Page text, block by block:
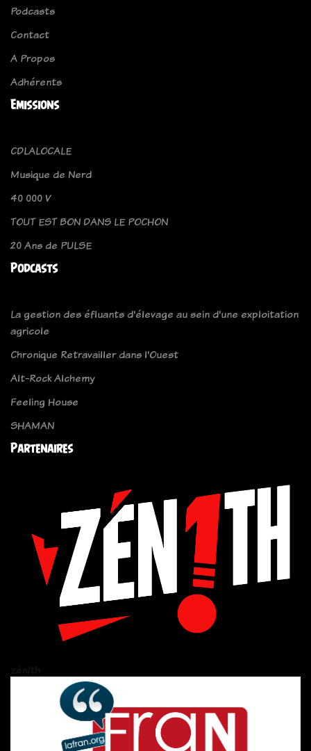
Podcasts
Contact
A Propos
Adhérents
Emissions
CDLALOCALE
Musique de Nerd
40 000 V
TOUT EST BON DANS LE POCHON
20 Ans de PULSE
Podcasts
La gestion des éfluants d'élevage au sein d'une exploitation
agricole
Chronique Retravailler dans l'Ouest
Alt-Rock Alchemy
Feeling House
SHAMAN
Partenaires